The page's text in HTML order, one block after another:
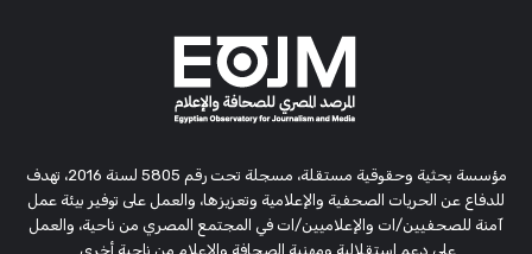
مؤسسة بحثية وحقوقية مستقلة، مسجلة تحت رقم 5805 لسنة 2016، تهدف
للدفاع عن الحريات الصحفية والإعلامية وتعزيزها، والعمل على توفير بيئة عمل
آمنة للصحفيين/ات والإعلاميين/ات في المجتمع المصري من ناحية، والعمل
على دعم استقلالية ومهنية الصحافة والإعلام من ناحية أخرى.